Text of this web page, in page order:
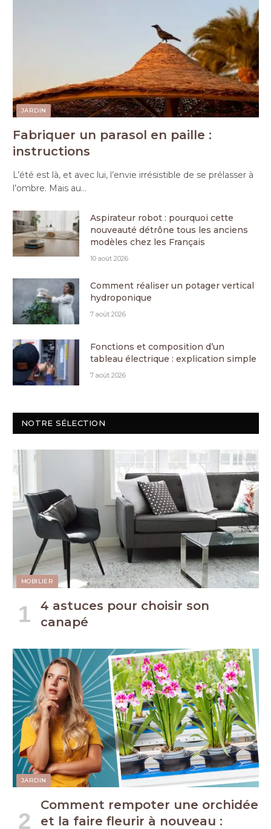
JARDIN
Fabriquer un parasol en paille :
instructions
L’été est là, et avec lui, l’envie irrésistible de se prélasser à
l’ombre. Mais au…
Aspirateur robot : pourquoi cette
nouveauté détrône tous les anciens
modèles chez les Français
10 août 2026
Comment réaliser un potager vertical
hydroponique
7 août 2026
Fonctions et composition d’un
tableau électrique : explication simple
7 août 2026
NOTRE SÉLECTION
MOBILIER
4 astuces pour choisir son
canapé
JARDIN
Comment rempoter une orchidée
et la faire fleurir à nouveau :